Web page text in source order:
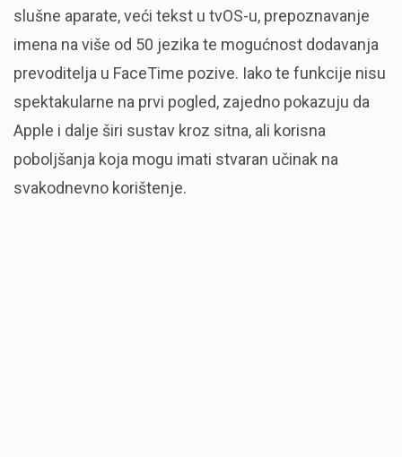
slušne aparate, veći tekst u tvOS-u, prepoznavanje
imena na više od 50 jezika te mogućnost dodavanja
prevoditelja u FaceTime pozive. Iako te funkcije nisu
spektakularne na prvi pogled, zajedno pokazuju da
Apple i dalje širi sustav kroz sitna, ali korisna
poboljšanja koja mogu imati stvaran učinak na
svakodnevno korištenje.